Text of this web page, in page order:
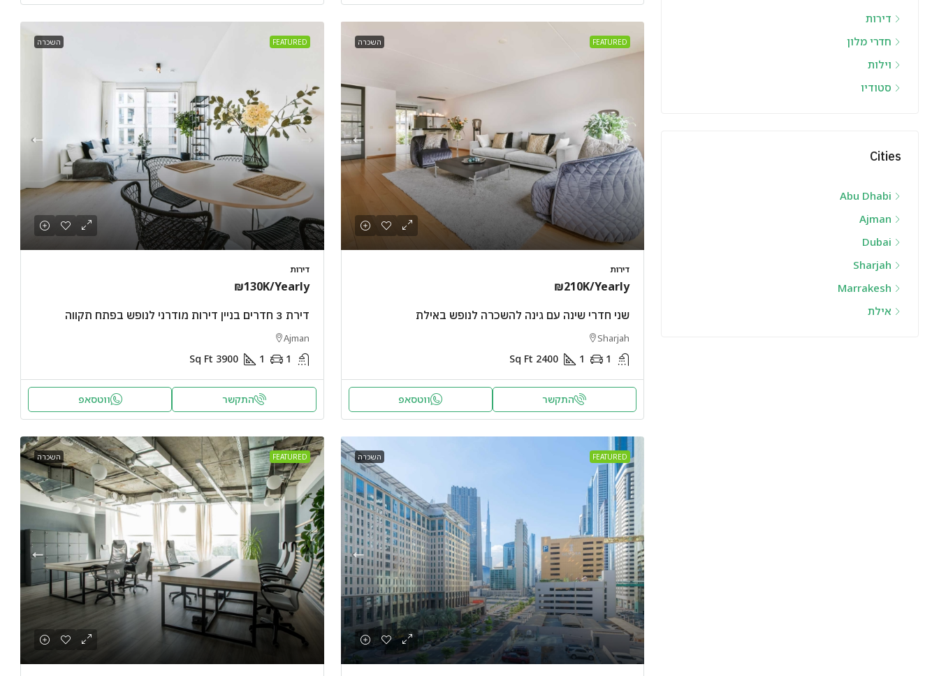
FEATURED השכרה
דירות
₪210K/Yearly
שני חדרי שינה עם גינה להשכרה לנופש באילת
Sharjah
1
1
2400
Sq Ft
התקשר ווטסאפ
FEATURED השכרה
דירות
₪130K/Yearly
דירת 3 חדרים בניין דירות מודרני לנופש בפתח תקווה
Ajman
1
1
3900
Sq Ft
התקשר ווטסאפ
FEATURED השכרה FEATURED השכרה
דירות
חדרי מלון
וילות
סטודיו
Cities
Abu Dhabi
Ajman
Dubai
Sharjah
Marrakesh
אילת